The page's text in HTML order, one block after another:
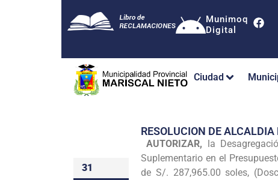
Munimoq
Digital
Ciudad
31
RESOLUCION DE
AUTORIZAR, la
Suplementario en el
de S/. 287,965.00 soles,